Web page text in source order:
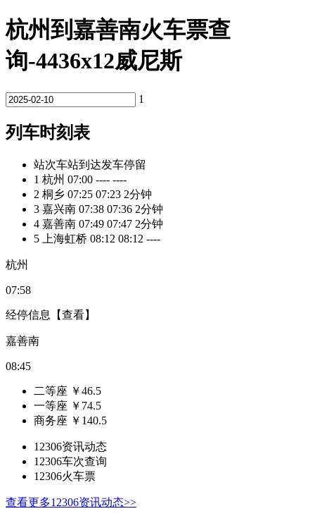
杭州到嘉善南火车票查
询-4436x12威尼斯
1
列车时刻表
站次车站到达发车停留
1 杭州 07:00 ---- ----
2 桐乡 07:25 07:23 2分钟
3 嘉兴南 07:38 07:36 2分钟
4 嘉善南 07:49 07:47 2分钟
5
上海虹桥 08:12 08:12 ----
杭州
07:58
经停信息 【查看】
嘉善南
08:45
二等座 ￥46.5
一等座 ￥ 74.5
商务座 ￥ 140.5
12306资讯动态
12306车次查询
12306火车票
查看更多12306资讯动态>>